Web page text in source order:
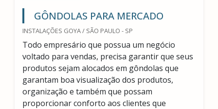
GÔNDOLAS PARA MERCADO
INSTALAÇÕES GOYA / SÃO PAULO - SP
Todo empresário que possua um negócio
voltado para vendas, precisa garantir que seus
produtos sejam alocados em gôndolas que
garantam boa visualização dos produtos,
organização e também que possam
proporcionar conforto aos clientes que